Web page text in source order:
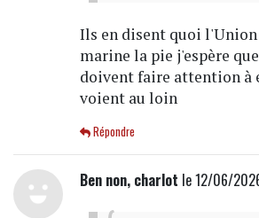
Ils en disent quoi l'Union
marine la pie j'espère
doivent faire attention à
voient au loin
Répondre
Ben non, charlot le 12/06/